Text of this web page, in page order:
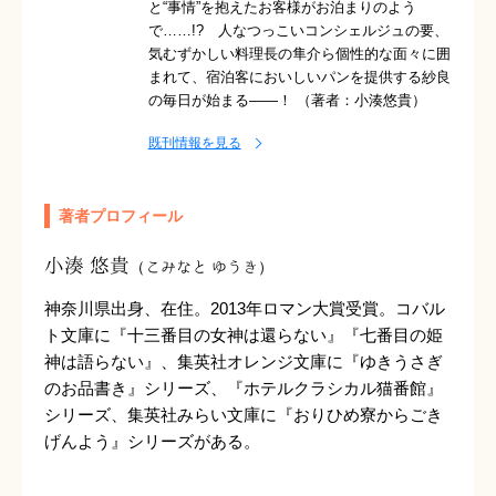
と“事情”を抱えたお客様がお泊まりのよう
で……!? 人なつっこいコンシェルジュの要、
気むずかしい料理長の隼介ら個性的な面々に囲
まれて、宿泊客においしいパンを提供する紗良
の毎日が始まる――！ （著者：小湊悠貴）
既刊情報を見る
著者プロフィール
小湊 悠貴 （こみなと ゆうき）
神奈川県出身、在住。2013年ロマン大賞受賞。コバル
ト文庫に『十三番目の女神は還らない』『七番目の姫
神は語らない』、集英社オレンジ文庫に『ゆきうさぎ
のお品書き』シリーズ、『ホテルクラシカル猫番館』
シリーズ、集英社みらい文庫に『おりひめ寮からごき
げんよう』シリーズがある。